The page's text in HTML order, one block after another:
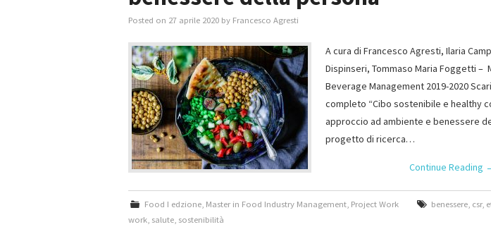
Posted on 27 aprile 2020 by Francesco Agresti
A cura di Francesco Agresti, Ilaria
Dispinseri, Tommaso Maria Foggetti –
Beverage Management 2019-2020
completo “Cibo sostenibile e healthy
approccio ad ambiente e benessere
progetto di ricerca…
Continue Reading
Food I edzione, Master in Food Industry Management, Project Work benessere, csr,
work, salute, sostenibilità